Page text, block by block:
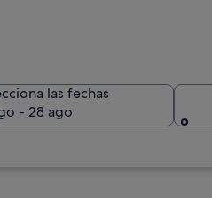
las fechas
- 28 ago